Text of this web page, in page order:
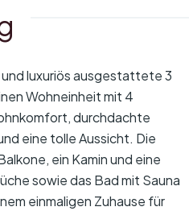
luxuriös ausgestattete 3
Wohneinheit mit 4
durchdachte
eine tolle Aussicht. Die
ein Kamin und eine
sowie das Bad mit Sauna
einmaligen Zuhause für